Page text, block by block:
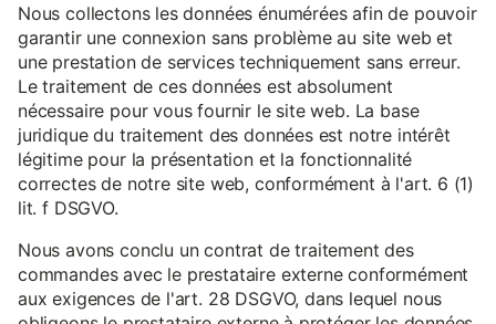
Nous collectons les données énumérées afin de pouvoir
garantir une connexion sans problème au site web et
une prestation de services techniquement sans erreur.
Le traitement de ces données est absolument
nécessaire pour vous fournir le site web. La base
juridique du traitement des données est notre intérêt
légitime pour la présentation et la fonctionnalité
correctes de notre site web, conformément à l'art. 6 (1)
lit. f DSGVO.
Nous avons conclu un contrat de traitement des
commandes avec le prestataire externe conformément
aux exigences de l'art. 28 DSGVO, dans lequel nous